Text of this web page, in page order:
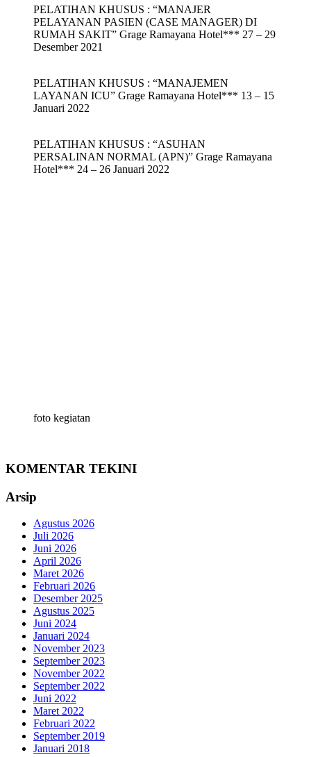
PELATIHAN KHUSUS : “MANAJER
PELAYANAN PASIEN (CASE MANAGER) DI
RUMAH SAKIT” Grage Ramayana Hotel*** 27 – 29
Desember 2021
PELATIHAN KHUSUS : “MANAJEMEN
LAYANAN ICU” Grage Ramayana Hotel*** 13 – 15
Januari 2022
PELATIHAN KHUSUS : “ASUHAN
PERSALINAN NORMAL (APN)” Grage Ramayana
Hotel*** 24 – 26 Januari 2022
foto kegiatan
KOMENTAR TEKINI
Arsip
Agustus 2026
Juli 2026
Juni 2026
April 2026
Maret 2026
Februari 2026
Desember 2025
Agustus 2025
Juni 2024
Januari 2024
November 2023
September 2023
November 2022
September 2022
Juni 2022
Maret 2022
Februari 2022
September 2019
Januari 2018